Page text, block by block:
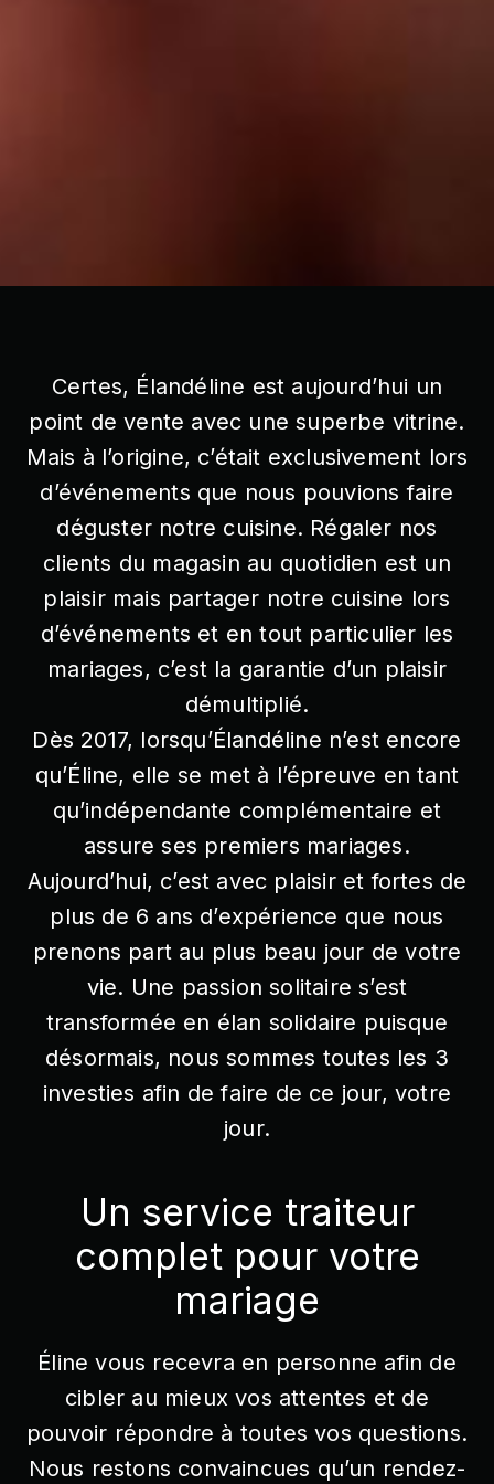
Certes, Élandéline est aujourd’hui un
point de vente avec une superbe vitrine.
Mais à l’origine, c’était exclusivement lors
d’événements que nous pouvions faire
déguster notre cuisine. Régaler nos
clients du magasin au quotidien est un
plaisir mais partager notre cuisine lors
d’événements et en tout particulier les
mariages, c’est la garantie d’un plaisir
démultiplié.
Dès 2017, lorsqu’Élandéline n’est encore
qu’Éline, elle se met à l’épreuve en tant
qu’indépendante complémentaire et
assure ses premiers mariages.
Aujourd’hui, c’est avec plaisir et fortes de
plus de 6 ans d’expérience que nous
prenons part au plus beau jour de votre
vie. Une passion solitaire s’est
transformée en élan solidaire puisque
désormais, nous sommes toutes les 3
investies afin de faire de ce jour, votre
jour.
Un service traiteur
complet pour votre
mariage
Éline vous recevra en personne afin de
cibler au mieux vos attentes et de
pouvoir répondre à toutes vos questions.
Nous restons convaincues qu’un rendez-